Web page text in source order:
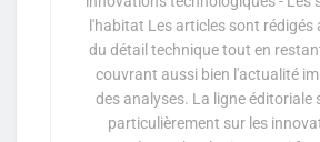
l'habitat Les articles sont rédigés
du détail technique tout en
couvrant aussi bien l'actualité
des analyses. La ligne éditoriale
particulièrement sur les